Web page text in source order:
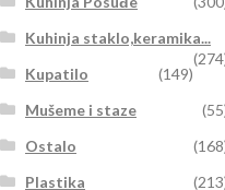
Kuhinja staklo,keramika...
Kupatilo
(149)
Mušeme i staze
Ostalo
Plastika